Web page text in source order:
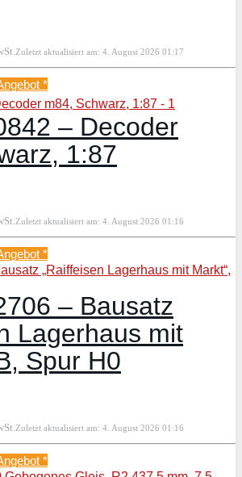
Zuletzt aktualisiert am: 4. August 2026 01:17
*
– Decoder
1:87
Zuletzt aktualisiert am: 4. August 2026 01:16
*
– Bausatz
Lagerhaus mit
Spur H0
Zuletzt aktualisiert am: 4. August 2026 01:16
*